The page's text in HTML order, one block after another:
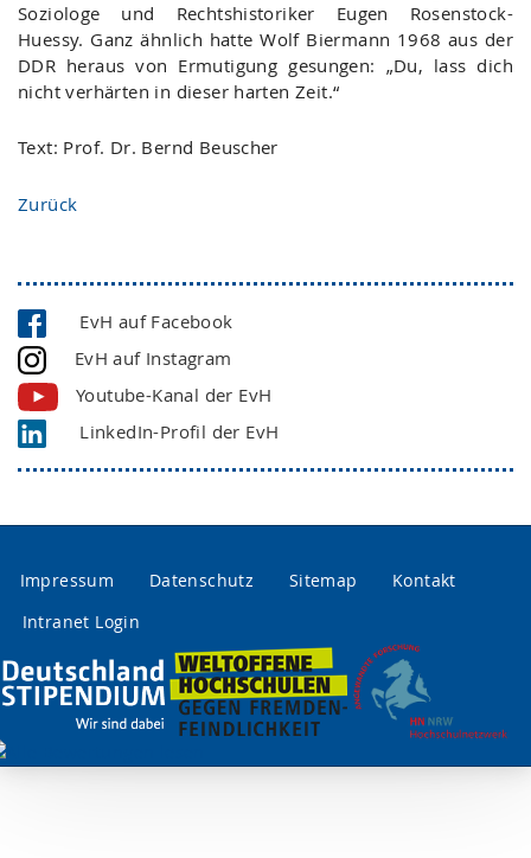
Soziologe und Rechtshistoriker Eugen Rosenstock-
Huessy. Ganz ähnlich hatte Wolf Biermann 1968 aus der
DDR heraus von Ermutigung gesungen: „Du, lass dich
nicht verhärten in dieser harten Zeit.“
Text: Prof. Dr. Bernd Beuscher
Zurück
EvH auf Facebook
EvH auf Instagram
Youtube-Kanal der EvH
LinkedIn-Profil der EvH
Impressum Datenschutz Sitemap
Kontakt
Intranet Login